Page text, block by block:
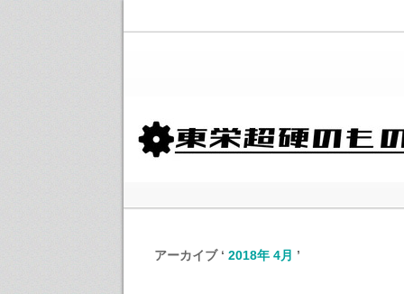
アーカイブ ‘ 2018年 4月 ’